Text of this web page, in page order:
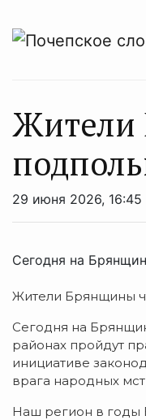
Жители
29 июня 2026, 16:45 |
Сегодня на
Жители Брянщины
Сегодня на
районах пройдут
инициативе
врага народных
Наш регион в годы